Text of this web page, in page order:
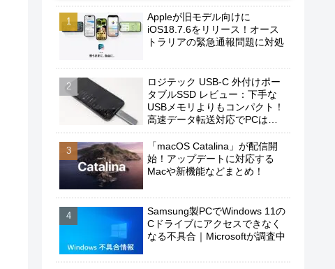
Appleが旧モデル向けに
iOS18.7.6をリリース！オース
トラリアの緊急通報問題に対処
ロジテック USB-C 外付けポー
タブルSSD レビュー：下手な
USBメモリよりもコンパクト！
高速データ転送対応でPCは勿
もおすすめ！
「macOS Catalina」が配信開
始！アップデートに対応する
Macや新機能などまとめ！
Samsung製PCでWindows 11の
Cドライブにアクセスできなく
なる不具合｜Microsoftが調査中